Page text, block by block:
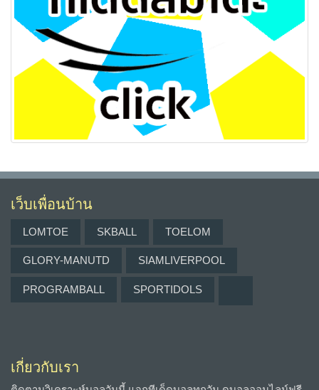
เว็บเพื่อนบ้าน
LOMTOE SKBALL TOELOM
GLORY-MANUTD SIAMLIVERPOOL
PROGRAMBALL SPORTIDOLS
เกี่ยวกับเรา